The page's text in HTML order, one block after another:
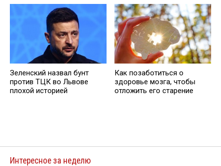
Зеленский назвал бунт
против ТЦК во Львове
плохой историей
Как позаботиться о
здоровье мозга, чтобы
отложить его старение
Интересное за неделю